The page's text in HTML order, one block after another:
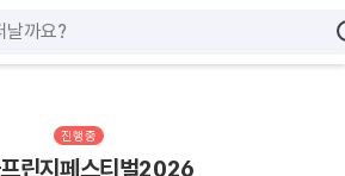
진행중
린지페스티벌2026